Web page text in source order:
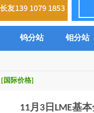
钨分站 钼分站
[国际价格]
11月3日LME基